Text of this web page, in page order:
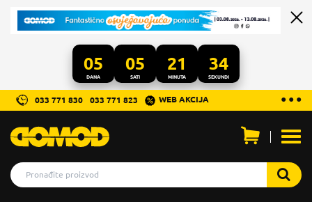
05
DANA
05
SATI
21
MINUTA
34
SEKUNDI
...
● ● ●
033 771 830 033 771 823 WEB AKCIJA